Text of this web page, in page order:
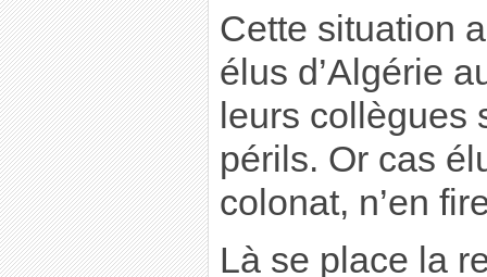
Cette situation
élus d’Algérie
leurs collègues
périls. Or cas
colonat, n’en
Là se place la